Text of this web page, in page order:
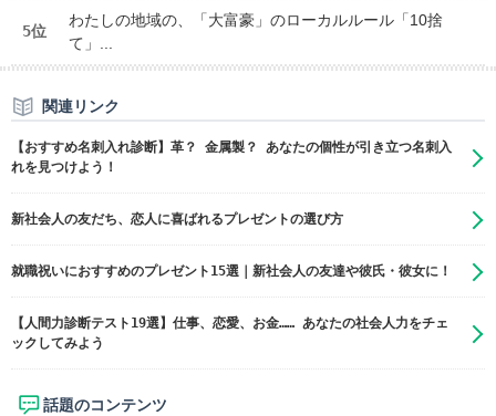
5位
わたしの地域の、「大富豪」のローカルルール「10捨
て」...
関連リンク
【おすすめ名刺入れ診断】革？ 金属製？ あなたの個性が引き立つ名刺入
れを見つけよう！
新社会人の友だち、恋人に喜ばれるプレゼントの選び方
就職祝いにおすすめのプレゼント15選｜新社会人の友達や彼氏・彼女に！
【人間力診断テスト19選】仕事、恋愛、お金…… あなたの社会人力をチェ
ックしてみよう
話題のコンテンツ